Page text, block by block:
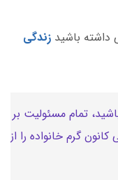
داشته باشید زندگی
تمام مسئولیت بر
گرم خانواده را از